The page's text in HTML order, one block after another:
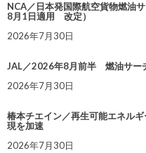
NCA／日本発国際航空貨物燃油
8月1日適用 改定）
2026年7月30日
JAL／2026年8月前半 燃油サー
2026年7月30日
椿本チエイン／再生可能エネル
現を加速
2026年7月30日